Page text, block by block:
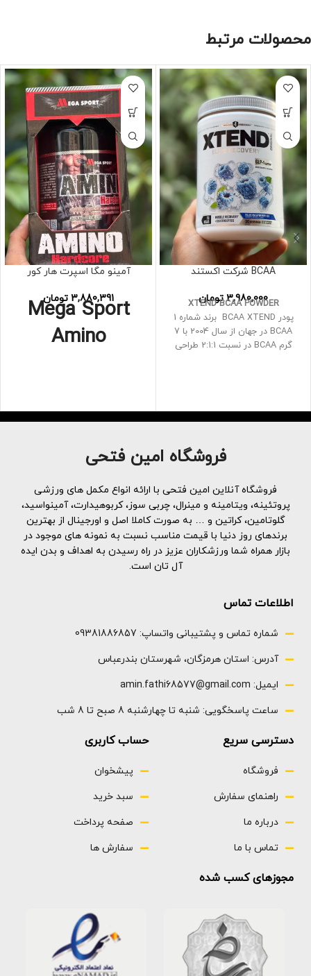
محصولات مرتبط
BCAA شرکت اکستند
3,980,000 تومان
XTEND BCAA POWDER
پودر BCAA XTEND برند شماره 1
BCAA در جهان از سال 2004 با 7
گرم BCAA در نسبت 2:1:1 طراحی
خوشمزه
ریکاوری حمایت کنید
آمینو مگا اسپرت هار کور
3,880,391 تومان
Mega Sport
Amino
چربی سوزی می باشد
پروتئین آمینو اسید می باشد و از
این حیث در رده قوی ترین و با
قرار می گیرد
دارای کلسیم 34 میلی گرم
سدیم 20 میلی گرم
فیبر رژیمی 0.4 گرم 0.5 گرم سدیم
325عدد گپسول
فروشگاه امین فتحی
فروشگاه آنلاین امین فتحی با ارائه انواع مکمل های ورزشی
پروتئینه، ویتامینه و مینرال، چربی سوز، کربوهیدارت، آمینواسید،
گلوتامین، کراتین و … به صورت کاملا اصل و اورجینال از بهترین
برندهای روز دنیا با قیمت مناسب نسبت به نمونه های موجود در
بازار همراه شما ورزشکاران عزیز در راه رسیدن به اهداف و بدن ایده
آل تان است.
اطلاعات تماس
شماره تماس و پشتیبانی واتساپ: 09381886857
آدرس: استان هرمزگان، شهرستان بندرعباس
ایمیل: amin.fathi68577@gmail.com
ساعت پاسخگویی: شنبه تا چهارشنبه 8 صبح تا 8 شب
دسترسی سریع
فروشگاه
راهنمای سفارش
درباره ما
تماس با ما
حساب کاربری
پیشخوان
سبد خرید
صفحه پرداخت
سفارش ها
مجوزهای کسب شده